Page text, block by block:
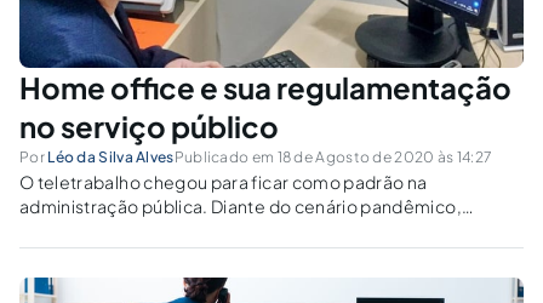
Home office e sua regulamentação
no serviço público
Por Léo da Silva AlvesPublicado em 18 de Agosto de 2020 às 14:27
O teletrabalho chegou para ficar como padrão na
administração pública. Diante do cenário pandêmico,
regulamento geral não atende às peculiaridades dos
órgãos.